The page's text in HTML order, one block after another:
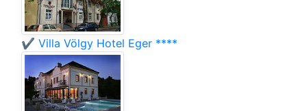
✔️ Villa Völgy Hotel Eger ****